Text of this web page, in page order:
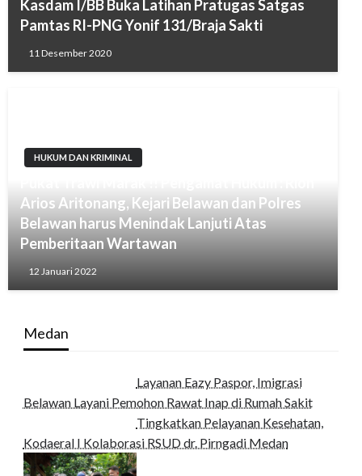
Kasdam I/BB Buka Latihan Pratugas Satgas
Pamtas RI-PNG Yonif 131/Braja Sakti
11 Desember 2020
HUKUM DAN KRIMINAL
Arios Aritonang, Kejari Belawan dan Polres
Belawan harus Menindak Lanjuti Atas
Pemberitaan Wartawan
12 Januari 2022
Medan
Layanan Eazy Paspor, Imigrasi
Belawan Layani Pemohon Rawat Inap di Rumah Sakit
Tingkatkan Pelayanan Kesehatan,
Kodaeral I Kolaborasi RSUD dr. Pirngadi Medan‎